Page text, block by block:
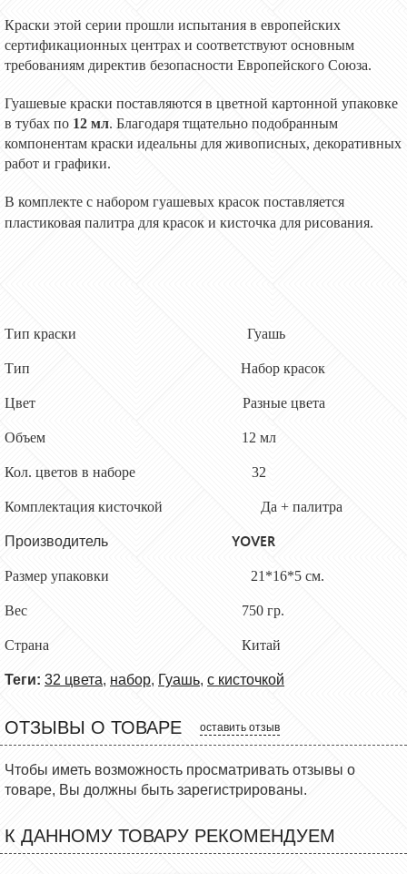
Краски этой серии прошли испытания в европейских
сертификационных центрах и соответствуют основным
требованиям директив безопасности Европейского Союза.
Гуашевые краски поставляются в цветной картонной упаковке
в тубах по 12 мл. Благодаря тщательно подобранным
компонентам краски идеальны для живописных, декоративных
работ и графики.
В комплекте с набором гуашевых красок поставляется
пластиковая палитра для красок и кисточка для рисования.
Тип краски Гуашь
Тип Набор красок
Цвет Разные цвета
Объем 12 мл
Кол. цветов в наборе 32
Комплектация кисточкой Да + палитра
Производитель YOVER
Размер упаковки 21*16*5 см.
Вес 750 гр.
Страна Китай
Теги: 32 цвета, набор, Гуашь, с кисточкой
ОТЗЫВЫ О ТОВАРЕ оставить отзыв
Чтобы иметь возможность просматривать отзывы о
товаре, Вы должны быть зарегистрированы.
К ДАННОМУ ТОВАРУ РЕКОМЕНДУЕМ